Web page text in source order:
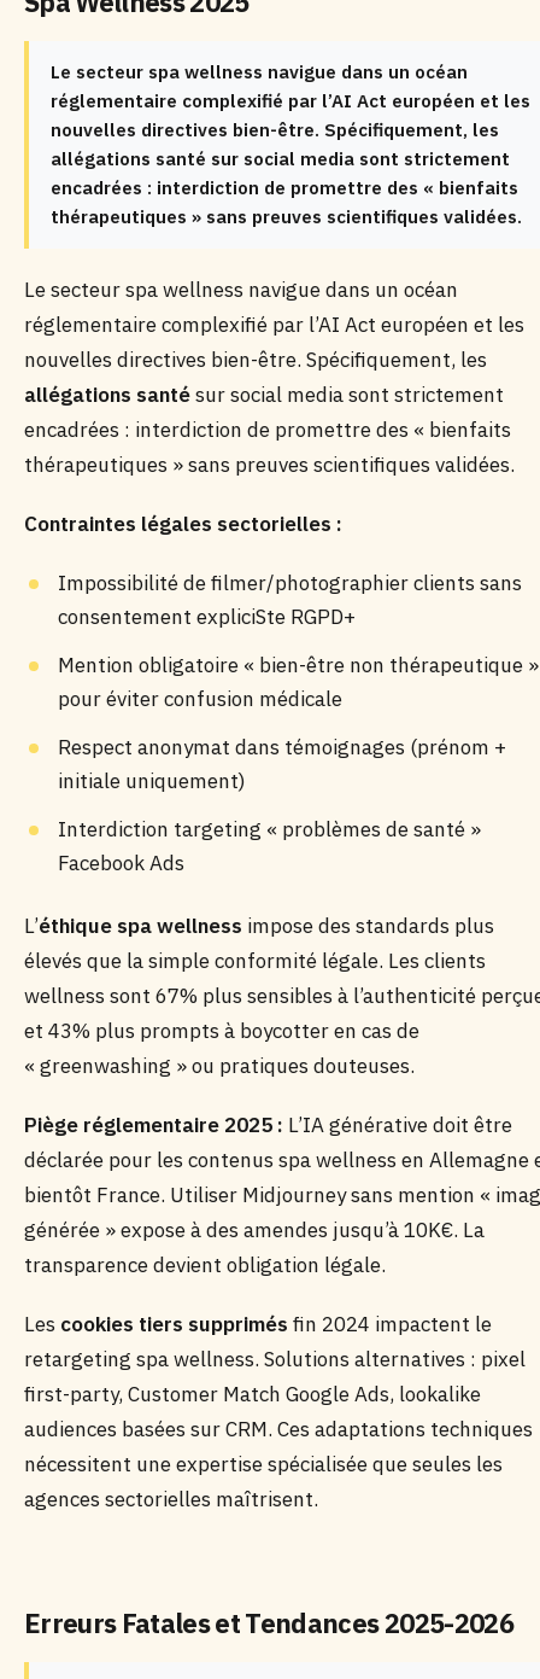
Le secteur spa wellness navigue dans un océan
réglementaire complexifié par l’AI Act européen et les
nouvelles directives bien-être. Spécifiquement, les
allégations santé sur social media sont strictement
encadrées : interdiction de promettre des « bienfaits
thérapeutiques » sans preuves scientifiques validées.
Le secteur spa wellness navigue dans un océan
réglementaire complexifié par l’AI Act européen et les
nouvelles directives bien-être. Spécifiquement, les
allégations santésur social media sont strictement
encadrées : interdiction de promettre des « bienfaits
thérapeutiques » sans preuves scientifiques validées.
Contraintes légales sectorielles :
Impossibilité de filmer/photographier clients sans
consentement expliciSte RGPD+
Mention obligatoire « bien-être non thérapeutique »
pour éviter confusion médicale
Respect anonymat dans témoignages (prénom +
initiale uniquement)
Interdiction targeting « problèmes de santé »
Facebook Ads
L’éthique spa wellness impose des standards plus
élevés que la simple conformité légale. Les clients
wellness sont 67% plus sensibles à l’authenticité
et 43% plus prompts à boycotter en cas de
« greenwashing » ou pratiques douteuses.
Piège réglementaire 2025 : L’IA générative doit être
déclarée pour les contenus spa wellness en Allemagne
bientôt France. Utiliser Midjourney sans mention «
générée » expose à des amendes jusqu’à 10K€. La
transparence devient obligation légale.
Les cookies tiers supprimés fin 2024 impactent le
retargeting spa wellness. Solutions alternatives : pixel
first-party, Customer Match Google Ads, lookalike
audiences basées sur CRM. Ces adaptations techniques
nécessitent une expertise spécialisée que seules les
agences sectorielles maîtrisent.
Erreurs Fatales et Tendances 2025-2026